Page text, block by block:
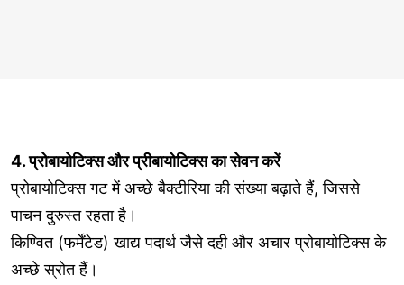
4. प्रोबायोटिक्स और प्रीबायोटिक्स का सेवन करें
प्रोबायोटिक्स गट में अच्छे बैक्टीरिया की संख्या बढ़ाते हैं, जिससे
पाचन दुरुस्त रहता है।
किण्वित (फर्मेंटेड) खाद्य पदार्थ जैसे दही और अचार प्रोबायोटिक्स के
अच्छे स्रोत हैं।